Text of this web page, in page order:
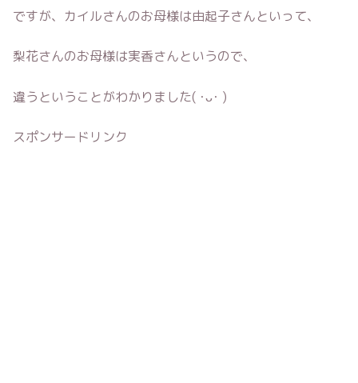
ですが、カイルさんのお母様は由起子さんといって、
梨花さんのお母様は実香さんというので、
違うということがわかりました( ･ᴗ･ )
スポンサードリンク